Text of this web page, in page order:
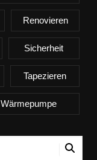
Renovieren
Sicherheit
Tapezieren
Wärmepumpe